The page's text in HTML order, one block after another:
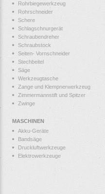
Rohrbiegewerkzeug
Rohrschneider
Schere
Schlagschnurgerät
Schraubendreher
Schraubstock
Seiten- Vornschneider
Stechbeitel
Säge
Werkzeugtasche
Zange und Klempnerwerkzeug
Zimmermannstift und Spitzer
Zwinge
MASCHINEN
Akku-Geräte
Bandsäge
Druckluftwerkzeuge
Elektrowerkzeuge